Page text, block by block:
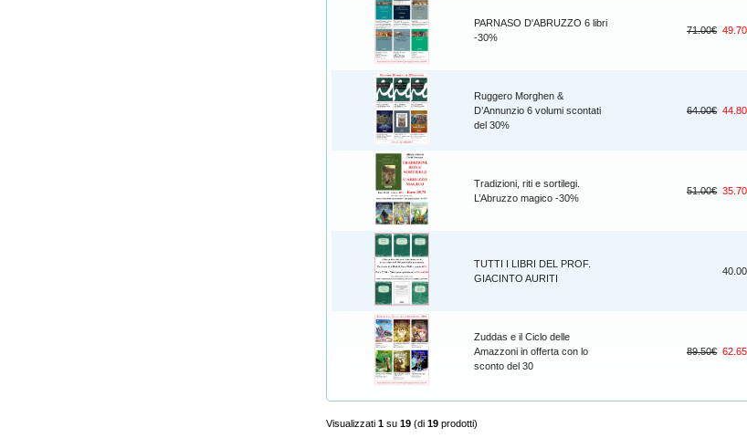
PARNASO D'ABRUZZO 6 libri
-30%
71.00€
Ruggero Morghen &
D’Annunzio 6 volumi scontati
del 30%
64.00€
Tradizioni, riti e sortilegi.
L’Abruzzo magico -30%
51.00€
TUTTI I LIBRI DEL PROF.
GIACINTO AURITI
Zuddas e il Ciclo delle
Amazzoni in offerta con lo
sconto del 30
89.50€
Visualizzati 1 su 19 (di 19 prodotti)